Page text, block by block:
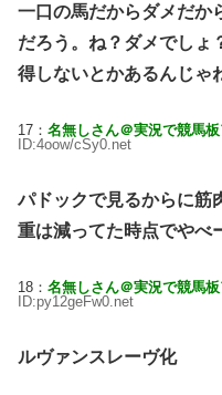
一口の馬だからダメだか
だろう。ね？ダメでしょ
得しないとかあるんじゃ
17： 名無しさん＠実況で競馬板
ID:4oow/cSy0.net
パドックで見るからに筋
重は減ってた時点でやべ
18： 名無しさん＠実況で競馬板
ID:py12geFw0.net
ルヴァンスレーヴ化